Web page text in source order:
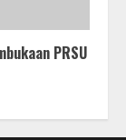
PRSU